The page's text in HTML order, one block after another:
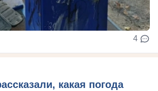
4
какая погода